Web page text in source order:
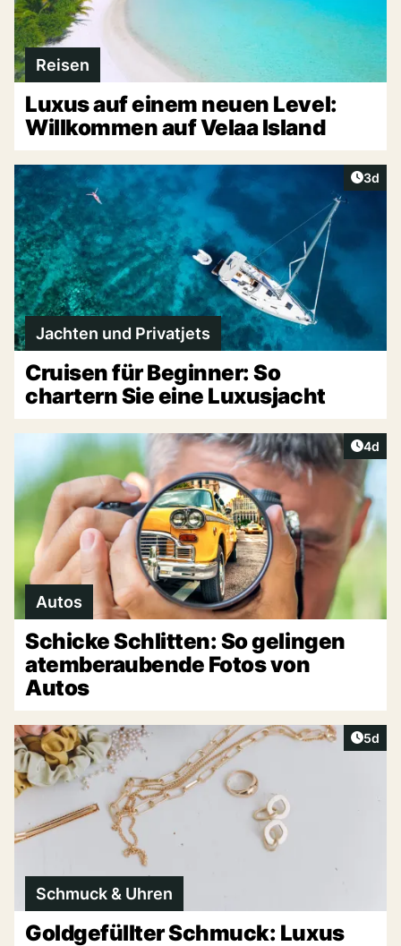
Reisen
Luxus auf einem neuen Level:
Willkommen auf Velaa Island
3d
Jachten und Privatjets
Cruisen für Beginner: So
chartern Sie eine Luxusjacht
4d
Autos
Schicke Schlitten: So gelingen
atemberaubende Fotos von
Autos
5d
Schmuck & Uhren
Goldgefüllter Schmuck: Luxus